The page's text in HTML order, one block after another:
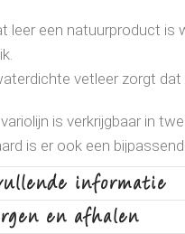
leer een natuurproduct is
vetleer zorgt dat
is verkrijgbaar in
is er ook een
kortere lijn
16mm x 185cm
informatie
en afhalen